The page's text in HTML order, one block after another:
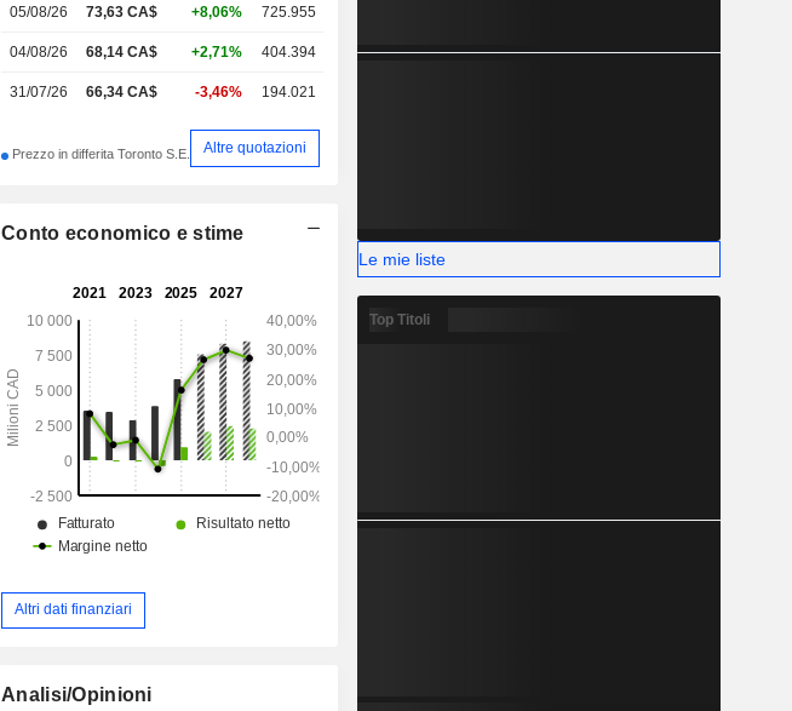
05/08/26 73,63 CA$ +8,06% 725.955
04/08/26 68,14 CA$ +2,71% 404.394
31/07/26 66,34 CA$ -3,46% 194.021
Prezzo in differita Toronto S.E. Altre quotazioni
Conto economico e stime
Altri dati finanziari
Analisi/Opinioni
Le mie liste
Top Titoli